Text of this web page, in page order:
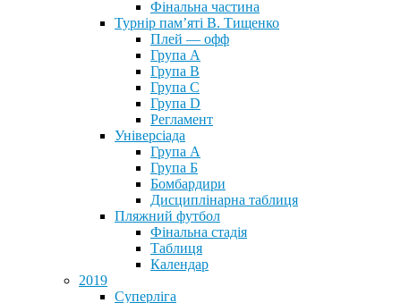
Фінальна частина
Турнір пам’яті В. Тищенко
Плей — офф
Група А
Група B
Група С
Група D
Регламент
Універсіада
Група А
Група Б
Бомбардири
Дисциплінарна таблиця
Пляжний футбол
Фінальна стадія
Таблиця
Календар
2019
Суперліга